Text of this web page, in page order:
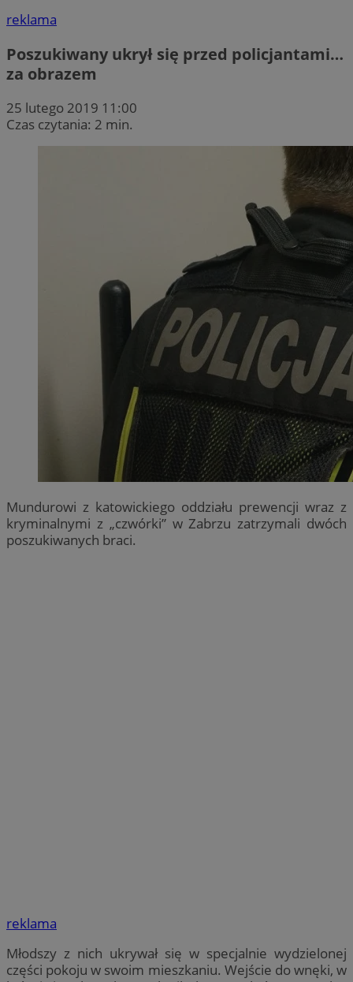
reklama
Poszukiwany ukrył się przed policjantami…
za obrazem
25 lutego 2019 11:00
Czas czytania: 2 min.
Mundurowi z katowickiego oddziału prewencji wraz z
kryminalnymi z „czwórki” w Zabrzu zatrzymali dwóch
poszukiwanych braci.
reklama
Młodszy z nich ukrywał się w specjalnie wydzielonej
części pokoju w swoim mieszkaniu. Wejście do wnęki, w